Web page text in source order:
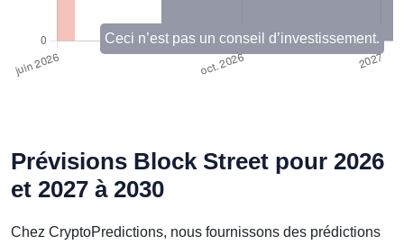
Ceci n’est pas un conseil d’investissement.
Prévisions Block Street pour 2026
et 2027 à 2030
Chez CryptoPredictions, nous fournissons des prédictions